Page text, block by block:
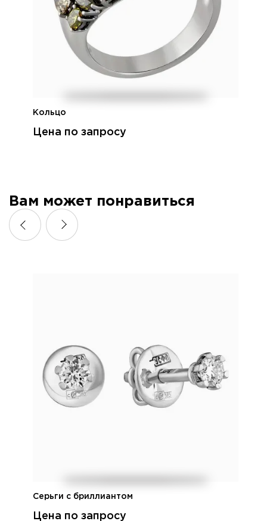
Кольцо
Цена по запросу
Вам может понравиться
Серьги с бриллиантом
Цена по запросу